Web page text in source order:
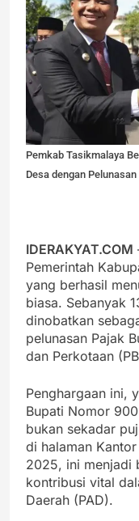
Pemkab Tasikmalaya
Desa dengan
IDERAKYAT.COM
Pemerintah
yang berhasil
biasa. Sebanyak
dinobatkan
pelunasan Pajak
dan Perkotaan
Penghargaan ini,
Bupati Nomor
bukan sekadar
di halaman
2025, ini menjadi
kontribusi vital
Daerah (PAD).